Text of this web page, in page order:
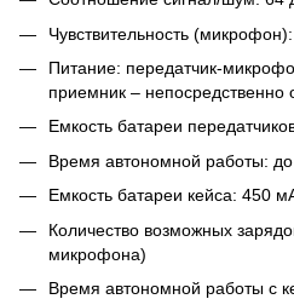
Чувствительность
Питание: передатчик-
приемник – непосредственно
Емкость батареи
Время автономной работы:
Емкость батареи кейса: 450
Количество возможных
микрофона)
Время автономной работы с